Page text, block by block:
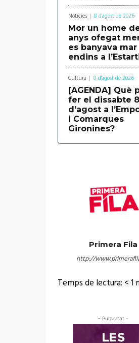
Notícies 8 d'agost de 2026
Mor un home
anys ofegat
es banyava mar
endins a
Cultura 8 d'agost de 2026
[AGENDA] Què
fer el dissabte 8
d’agost a
i Comarques
Gironines?
Primera Fila
http://
Temps de lectura: < 1
- Publicitat -